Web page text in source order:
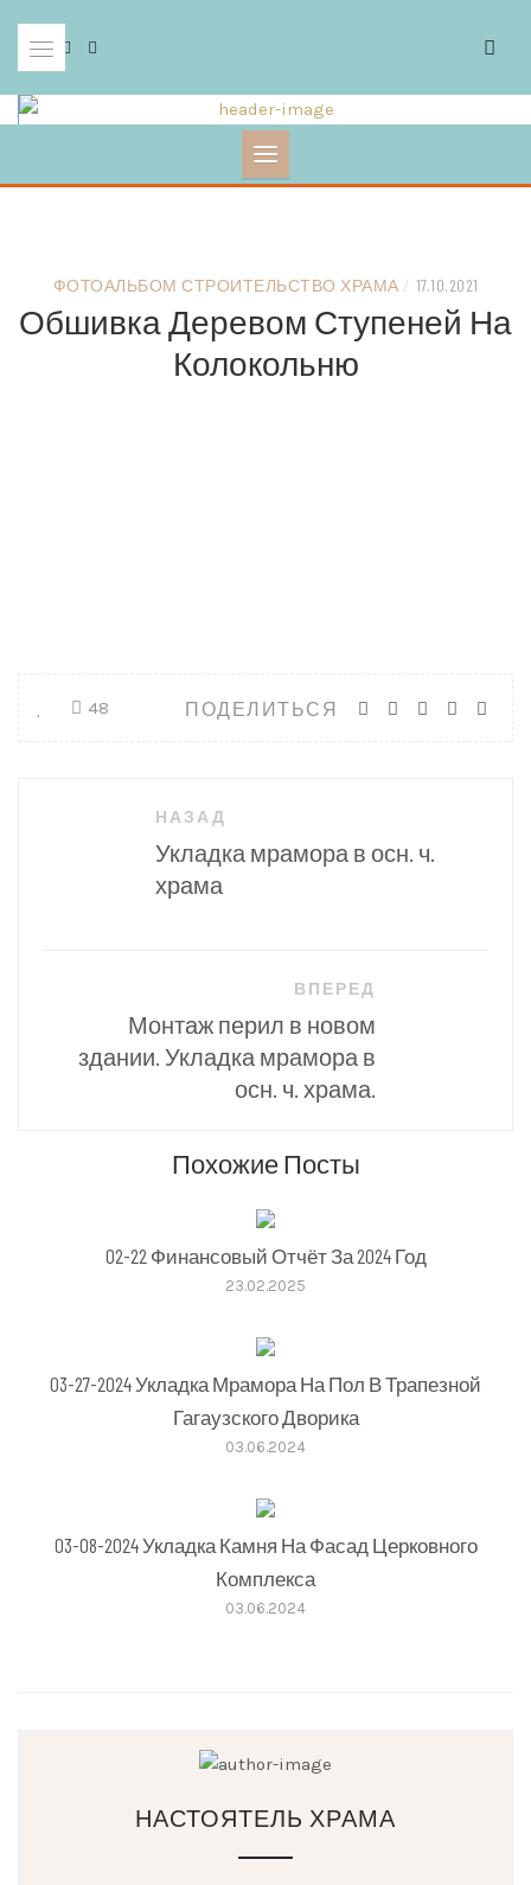
content
ФОТОАЛЬБОМ СТРОИТЕЛЬСТВО ХРАМА / 17.10.2021
Обшивка Деревом Ступеней На
Колокольню
ПОДЕЛИТЬСЯ
48
НАЗАД
Укладка мрамора в осн. ч.
храма
ВПЕРЕД
Монтаж перил в новом
здании. Укладка мрамора в
осн. ч. храма.
Похожие Посты
02-22 Финансовый Отчёт За 2024 Год
23.02.2025
03-27-2024 Укладка Мрамора На Пол В Трапезной
Гагаузского Дворика
03.06.2024
03-08-2024 Укладка Камня На Фасад Церковного
Комплекса
03.06.2024
НАСТОЯТЕЛЬ ХРАМА